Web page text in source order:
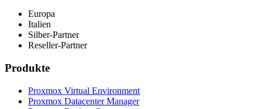
Europa
Italien
Silber-Partner
Reseller-Partner
Produkte
Proxmox Virtual Environment
Proxmox Datacenter Manager